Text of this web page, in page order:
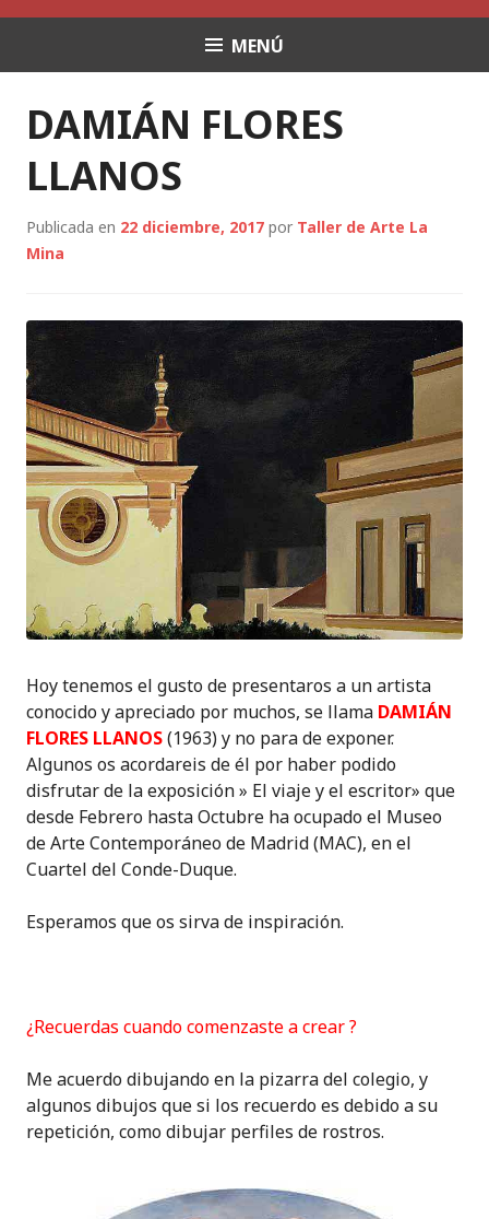
Saltar
MENÚ
DAMIÁN FLORES
LLANOS
Publicada en 22 diciembre, 2017 por Taller de Arte La
Mina
Hoy tenemos el gusto de presentaros a un artista
conocido y apreciado por muchos, se llama DAMIÁN
FLORES LLANOS(1963) y no para de exponer.
Algunos os acordareis de él por haber podido
disfrutar de la exposición » El viaje y el escritor» que
desde Febrero hasta Octubre ha ocupado el Museo
de Arte Contemporáneo de Madrid (MAC), en el
Cuartel del Conde-Duque.
Esperamos que os sirva de inspiración.
¿Recuerdas cuando comenzaste a crear ?
Me acuerdo dibujando en la pizarra del colegio, y
algunos dibujos que si los recuerdo es debido a su
repetición, como dibujar perfiles de rostros.